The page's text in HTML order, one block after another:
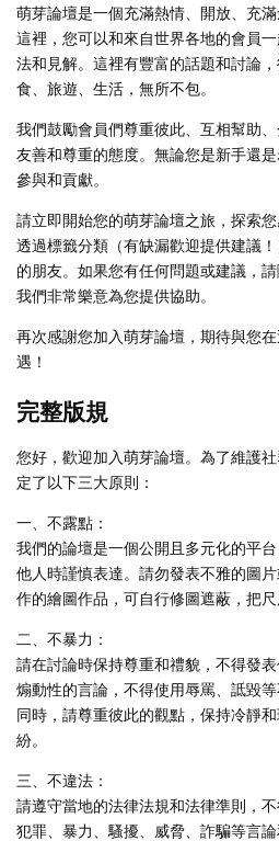
萌芽論壇是一個充滿熱情、開放、充
這裡，您可以和來自世界各地的會員
法和見解。這裡有豐富的話題和討論
食、旅遊、生活，無所不包。
我們鼓勵會員們尊重彼此、互相幫助
友善和尊重的態度。無論您是新手還
參與和貢獻。
請立即開始您的萌芽論壇之旅，探索
透過標籤分類（有缺漏歡迎提供建議
的朋友。如果您有任何問題或建議，
我們非常樂意為您提供協助。
再次感謝您加入萌芽論壇，期待與您
遇！
完整版規
您好，歡迎加入萌芽論壇。為了維護
定了以下三大原則：
一、不露點：
我們的論壇是一個公開且多元化的平
他人時謹慎表達。請勿發表不雅的圖
作的繪圖作品，可自行修圖遮蔽，把尺
二、不暴力：
請在討論時保持尊重和禮貌，不得發
煽動性的言論，不得使用辱罵、詆毀
同時，請尊重彼此的觀點，保持冷靜
紛。
三、不違法：
請遵守當地的法律法規和法律準則，不
犯罪、暴力、騷擾、威脅、詐騙等言